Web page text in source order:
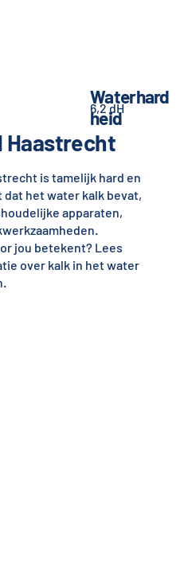
Haastrecht
is tamelijk hard en
dat het water kalk bevat,
apparaten,
jou betekent? Lees
over kalk in het water
Waterhard
heid
6,2 dH